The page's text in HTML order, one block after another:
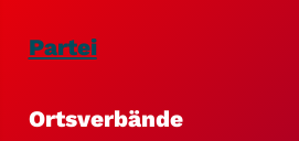
Partei
Ortsverbände